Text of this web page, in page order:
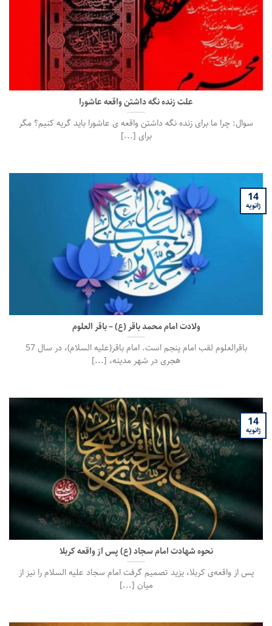
علت زنده نگه داشتن واقعه عاشورا
سوال: چرا ما برای زنده نگه داشتن واقعه ی عاشورا باید گریه کنیم؟ مگر
برای [...]
ولادت امام محمد باقر (ع) – باقر العلوم
باقرالعلوم لقب امام پنجم است. امام باقر(علیه السلام)، در سال 57
هجری در شهر مدینه، [...]
14
ژانویه
نحوه شهادت امام سجاد (ع) پس از واقعه کربلا
پس از واقعه‌ی کربلا، یزید تصمیم گرفت امام سجاد علیه السلام را نیز از
میان [...]
14
ژانویه